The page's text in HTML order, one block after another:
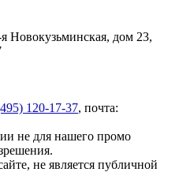
Новокузьминская, дом 23,
120-17-37, почта:
не для нашего промо
не является публичной